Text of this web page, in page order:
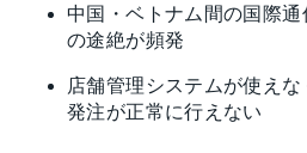
中国・ベトナム間の国際
の途絶が頻発
店舗管理システムが使え
発注が正常に行えない